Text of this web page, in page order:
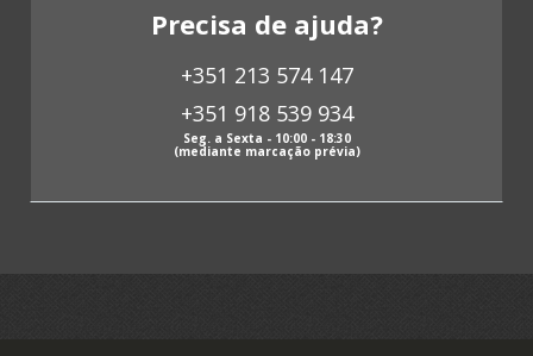
Revistas antigas (0)
Papeis antigos (63)
Fotografias antigas (3)
Precisa de ajuda?
+351 213 574 147
+351 918 539 934
Seg. a Sexta - 10:00 - 18:30
(mediante marcação prévia)